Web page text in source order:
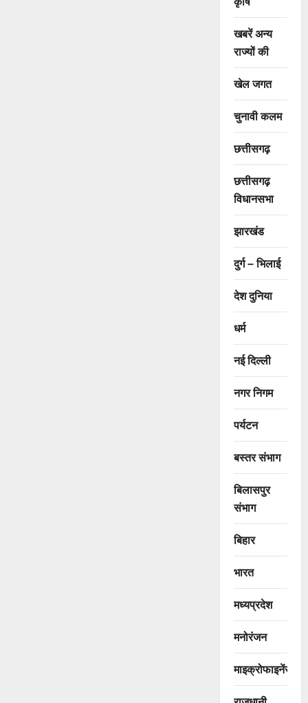
खबरें अन्य
राज्यों की
खेल जगत
चुनावी कलम
छत्तीसगढ़
छत्तीसगढ़
विधानसभा
झारखंड
दुर्ग – भिलाई
देश दुनिया
धर्म
नई दिल्ली
नगर निगम
पर्यटन
बस्तर संभाग
बिलासपुर
संभाग
बिहार
भारत
मध्यप्रदेश
मनोरंजन
माइक्रोफाइनेंस